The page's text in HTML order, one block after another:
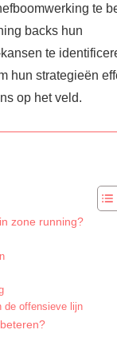
te
backs hun
te
hun strategieën
op het veld.
zone running?
de offensieve lijn